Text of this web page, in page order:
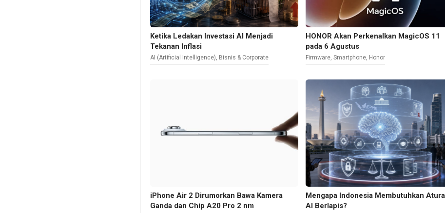
Ketika Ledakan Investasi AI Menjadi
Tekanan Inflasi
AI (Artificial Intelligence) Bisnis & Corporate
HONOR Akan Perkenalkan MagicOS 11
pada 6 Agustus
Firmware ,Smartphone Honor
iPhone Air 2 Dirumorkan Bawa Kamera
Ganda dan Chip A20 Pro 2 nm
Mengapa Indonesia Membutuhkan
AI Berlapis?